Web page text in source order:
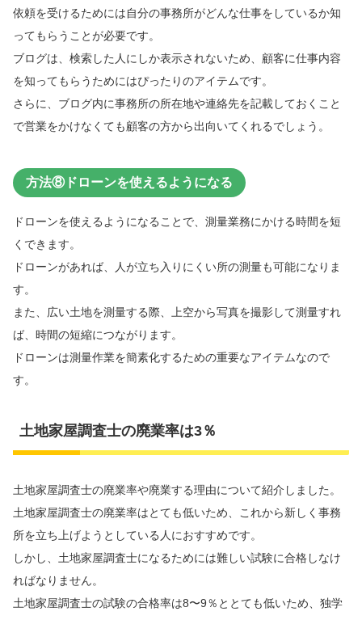
依頼を受けるためには自分の事務所がどんな仕事をしているか知
ってもらうことが必要です。
ブログは、検索した人にしか表示されないため、顧客に仕事内容
を知ってもらうためにはぴったりのアイテムです。
さらに、ブログ内に事務所の所在地や連絡先を記載しておくこと
で営業をかけなくても顧客の方から出向いてくれるでしょう。
方法⑧ドローンを使えるようになる
ドローンを使えるようになることで、測量業務にかける時間を短
くできます。
ドローンがあれば、人が立ち入りにくい所の測量も可能になりま
す。
また、広い土地を測量する際、上空から写真を撮影して測量すれ
ば、時間の短縮につながります。
ドローンは測量作業を簡素化するための重要なアイテムなので
す。
土地家屋調査士の廃業率は3％
土地家屋調査士の廃業率や廃業する理由について紹介しました。
土地家屋調査士の廃業率はとても低いため、これから新しく事務
所を立ち上げようとしている人におすすめです。
しかし、土地家屋調査士になるためには難しい試験に合格しなけ
ればなりません。
土地家屋調査士の試験の合格率は8〜9％ととても低いため、独学